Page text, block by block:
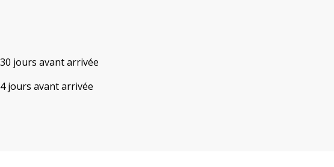
30 jours avantarrivée
jours avantarrivée